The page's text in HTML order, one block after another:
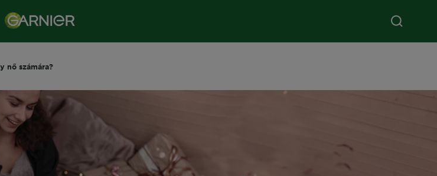
nő számára?